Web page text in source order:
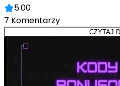
5.00
7 Komentarzy
CZYTAJ